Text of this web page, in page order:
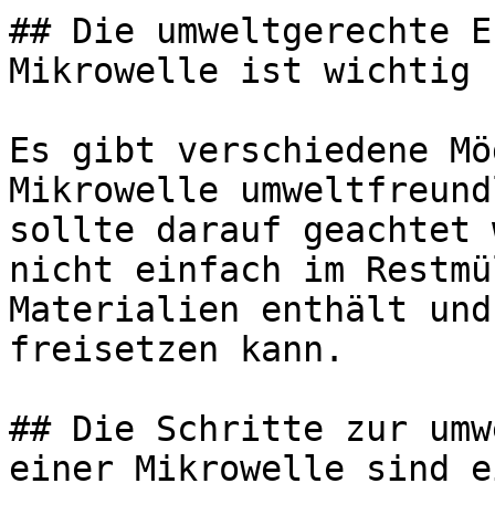
## Die umweltgerechte
Mikrowelle ist wichtig
Es gibt verschiedene
Mikrowelle
sollte darauf geachtet
nicht einfach im
Materialien enthält
freisetzen kann.
## Die Schritte zur
einer Mikrowelle sind